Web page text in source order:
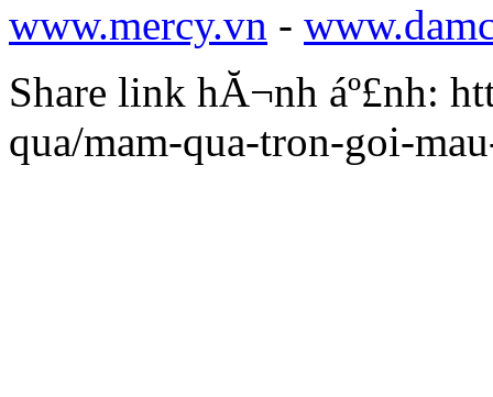
www.mercy.vn -
Share link hĂ¬nh áº£nh:
qua/mam-qua-tron-goi-